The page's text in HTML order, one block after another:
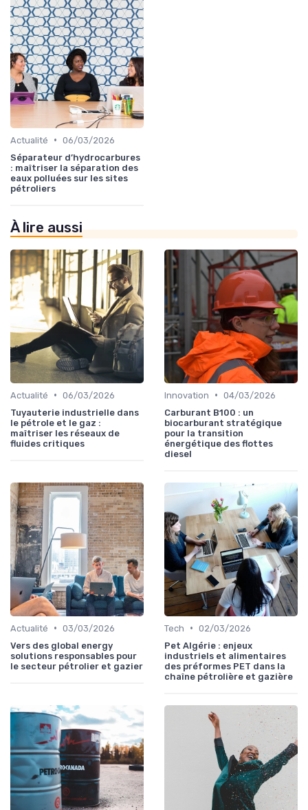
Actualité • 06/03/2026
Séparateur d’hydrocarbures
: maîtriser la séparation des
eaux polluées sur les sites
pétroliers
À lire aussi
Actualité • 06/03/2026
Tuyauterie industrielle dans
le pétrole et le gaz :
maîtriser les réseaux de
fluides critiques
Innovation • 04/03/2026
Carburant B100 : un
biocarburant stratégique
pour la transition
énergétique des flottes
diesel
Actualité • 03/03/2026
Vers des global energy
solutions responsables pour
le secteur pétrolier et gazier
Tech • 02/03/2026
Pet Algérie : enjeux
industriels et alimentaires
des préformes PET dans la
chaîne pétrolière et gazière